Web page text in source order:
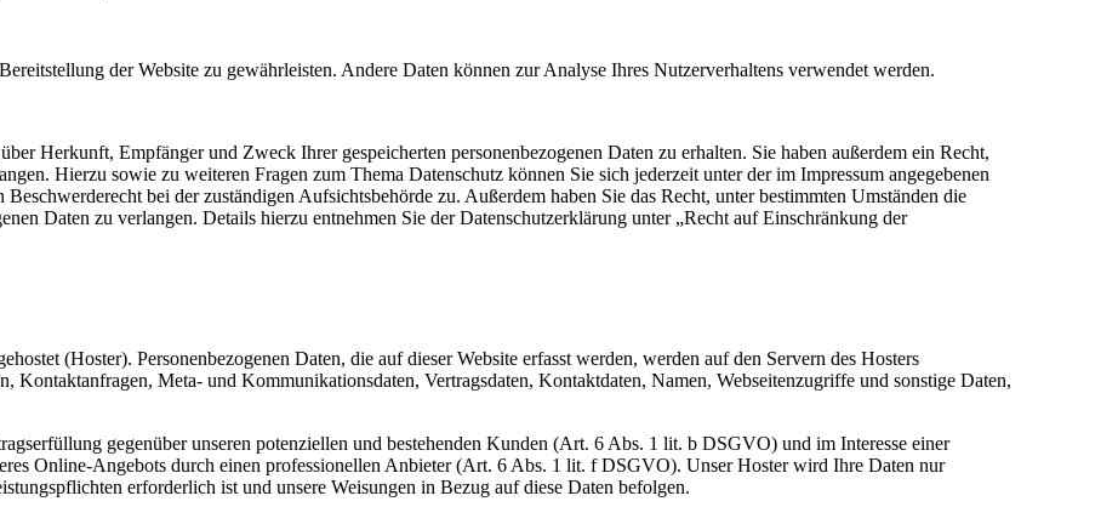
der Website zu gewährleisten. Andere Daten können zur Analyse Ihres Nutzerverhaltens verwendet werden.
Herkunft, Empfänger und Zweck Ihrer gespeicherten personenbezogenen Daten zu erhalten. Sie haben außerdem ein Recht,
Hierzu sowie zu weiteren Fragen zum Thema Datenschutz können Sie sich jederzeit unter der im Impressum angegebenen
bei der zuständigen Aufsichtsbehörde zu. Außerdem haben Sie das Recht, unter bestimmten Umständen die
Daten zu verlangen. Details hierzu entnehmen Sie der Datenschutzerklärung unter „Recht auf Einschränkung der
(Hoster). Personenbezogenen Daten, die auf dieser Website erfasst werden, werden auf den Servern des Hosters
Kontaktanfragen, Meta- und Kommunikationsdaten, Vertragsdaten, Kontaktdaten, Namen, Webseitenzugriffe und sonstige Daten,
gegenüber unseren potenziellen und bestehenden Kunden (Art. 6 Abs. 1 lit. b DSGVO) und im Interesse einer
Online-Angebots durch einen professionellen Anbieter (Art. 6 Abs. 1 lit. f DSGVO). Unser Hoster wird Ihre Daten nur
erforderlich ist und unsere Weisungen in Bezug auf diese Daten befolgen.